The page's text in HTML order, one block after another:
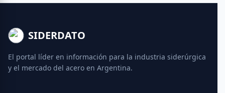
SIDERDATO
El portal líder en información para la industria siderúrgica
y el mercado del acero en Argentina.